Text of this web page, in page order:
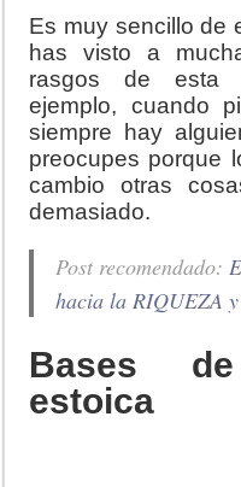
Es muy sencillo de
has visto a
rasgos de esta
ejemplo, cuando
siempre hay
preocupes porque
cambio otras
demasiado.
Post recomendado:
hacia la RIQUEZA
Bases
estoica